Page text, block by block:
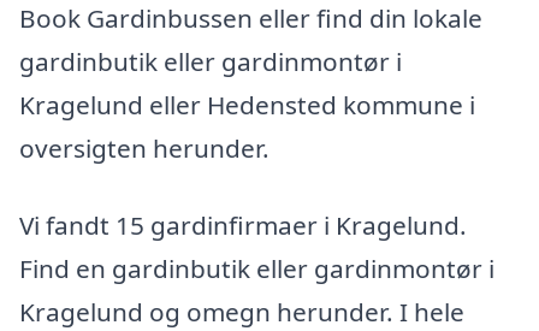
Book Gardinbussen eller find din lokale
gardinbutik eller gardinmontør i
Kragelund eller Hedensted kommune i
oversigten herunder.
Vi fandt 15 gardinfirmaer i Kragelund.
Find en gardinbutik eller gardinmontør i
Kragelund og omegn herunder. I hele